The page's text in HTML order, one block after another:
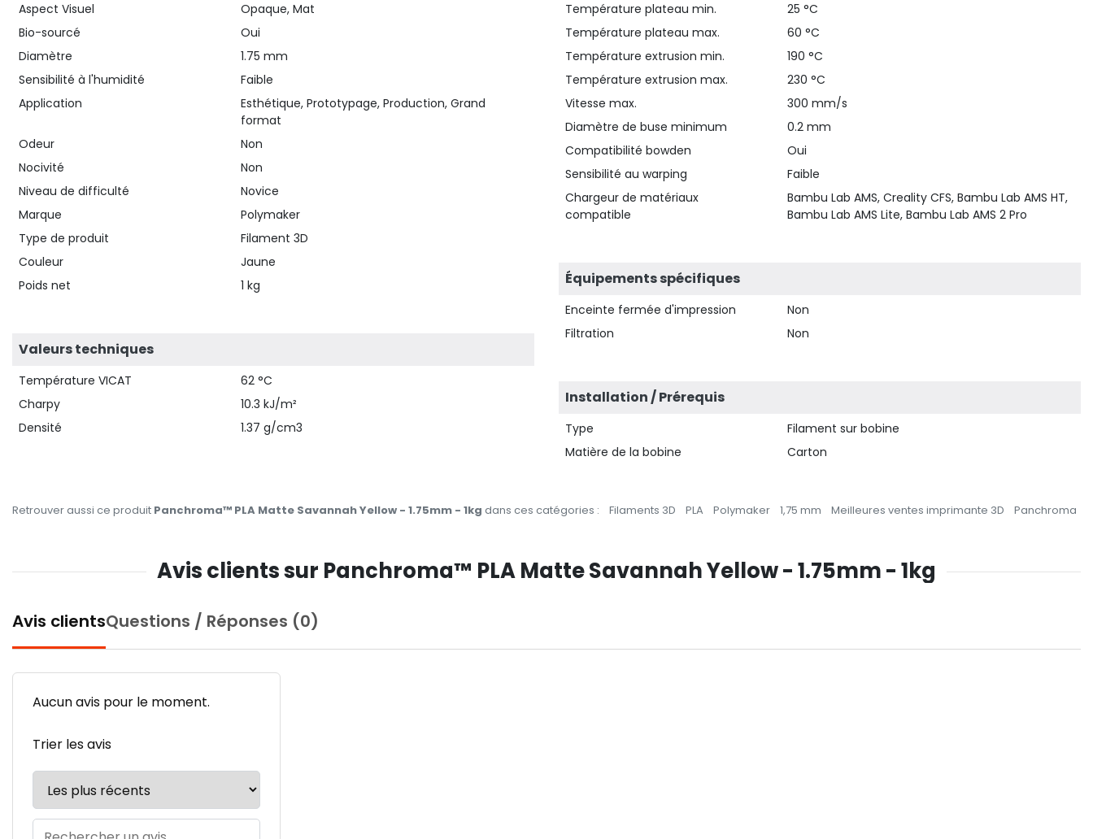
Aspect Visuel
Opaque, Mat
Bio-sourcé
Oui
Diamètre
1.75 mm
Sensibilité à l'humidité
Faible
Application
Esthétique, Prototypage, Production, Grand
format
Odeur
Non
Nocivité
Non
Niveau de difficulté
Novice
Marque
Polymaker
Type de produit
Filament 3D
Couleur
Jaune
Poids net
1 kg
Valeurs techniques
Température VICAT
62 °C
Charpy
10.3 kJ/m²
Densité
1.37 g/cm3
Température plateau min.
25 °C
Température plateau max.
60 °C
Température extrusion min.
190 °C
Température extrusion max.
230 °C
Vitesse max.
300 mm/s
Diamètre de buse minimum
0.2 mm
Compatibilité bowden
Oui
Sensibilité au warping
Faible
Chargeur de matériaux
compatible
Bambu Lab AMS, Creality CFS, Bambu Lab AMS HT,
Bambu Lab AMS Lite, Bambu Lab AMS 2 Pro
Équipements spécifiques
Enceinte fermée d'impression
Non
Filtration
Non
Installation / Prérequis
Type
Filament sur bobine
Matière de la bobine
Carton
Retrouver aussi ce produit Panchroma™ PLA Matte Savannah Yellow - 1.75mm - 1kg dans ces catégories : Filaments 3D PLA Polymaker 1,75 mm Meilleures ventes imprimante 3D Panchroma
Avis clients sur Panchroma™ PLA Matte Savannah Yellow - 1.75mm - 1kg
Avis clientsQuestions / Réponses (0)
Aucun avis pour le moment.
Trier les avis